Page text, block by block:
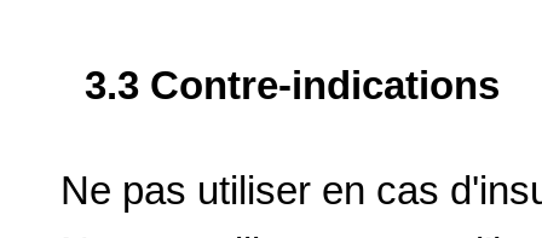
3.3 Contre-indications
Ne pas utiliser en cas